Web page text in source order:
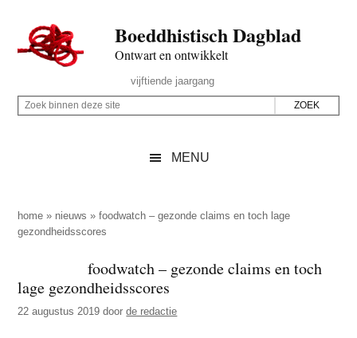
naar
de
inhoud
secondary
naar
de
sidebar
naar
de
Boeddhistisch Dagblad
Ontwart en ontwikkelt
Rechts
vijftiende jaargang
Z
p
d
z
e
Z
i
n
n
d
MENU
home » nieuws »foodwatch – gezonde claims en toch lage
gezondheidsscores
foodwatch – gezonde claims en toch
lage gezondheidsscores
22 augustus 2019 doorde redactie